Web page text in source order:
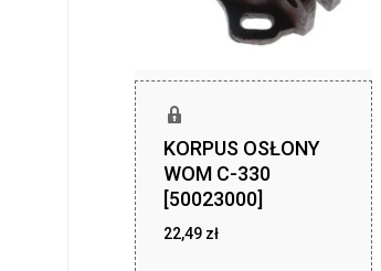
KORPUS OSŁONY
WOM C-330
[50023000]
22,49 zł